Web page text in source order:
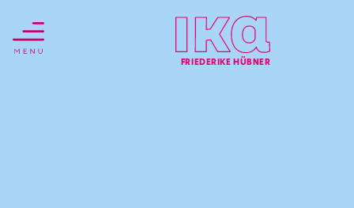
FRIEDERIKE HÜBNER